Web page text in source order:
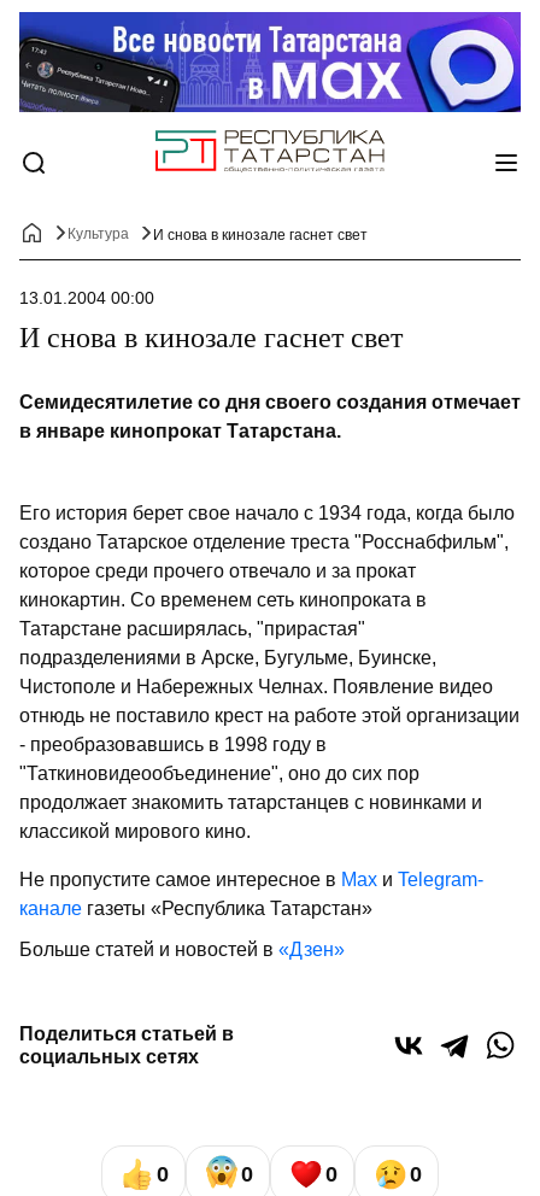
Культура И снова в кинозале гаснет свет
13.01.2004 00:00
И снова в кинозале гаснет свет
Семидесятилетие со дня своего создания отмечает
в январе кинопрокат Татарстана.
Его история берет свое начало с 1934 года, когда было
создано Татарское отделение треста "Росснабфильм",
которое среди прочего отвечало и за прокат
кинокартин. Со временем сеть кинопроката в
Татарстане расширялась, "прирастая"
подразделениями в Арске, Бугульме, Буинске,
Чистополе и Набережных Челнах. Появление видео
отнюдь не поставило крест на работе этой организации
- преобразовавшись в 1998 году в
"Таткиновидеообъединение", оно до сих пор
продолжает знакомить татарстанцев с новинками и
классикой мирового кино.
Не пропустите самое интересное в Max и Telegram-
канале газеты «Республика Татарстан»
Больше статей и новостей в «Дзен»
Поделиться статьей в
социальных сетях
0 0 0 0